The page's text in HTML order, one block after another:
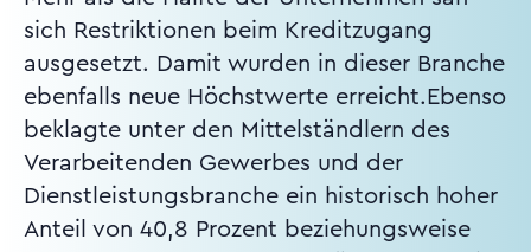
sich Restriktionen beim Kreditzugang
ausgesetzt. Damit wurden in dieser Branche
ebenfalls neue Höchstwerte erreicht.Ebenso
beklagte unter den Mittelständlern des
Verarbeitenden Gewerbes und der
Dienstleistungsbranche ein historisch hoher
Anteil von 40,8 Prozent beziehungsweise